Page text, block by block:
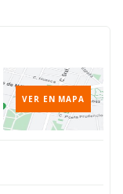
VER EN MAPA